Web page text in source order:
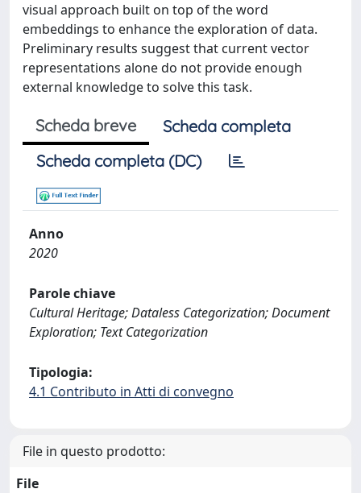
visual approach built on top of the word
embeddings to enhance the exploration of data.
Preliminary results suggest that current vector
representations alone do not provide enough
external knowledge to solve this task.
Scheda breve
Scheda completa
Scheda completa (DC)
Anno
2020
Parole chiave
Cultural Heritage; Dataless Categorization; Document
Exploration; Text Categorization
Tipologia:
4.1 Contributo in Atti di convegno
File in questo prodotto:
File